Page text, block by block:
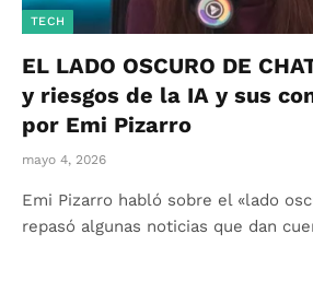
TECH
EL LADO OSCURO DE
y riesgos de la IA y sus
por Emi Pizarro
mayo 4, 2026
Emi Pizarro habló sobre el «lado
repasó algunas noticias que dan